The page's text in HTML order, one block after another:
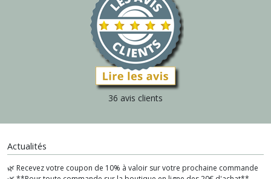
36 avis clients
Actualités
🌿 Recevez votre coupon de 10% à valoir sur votre prochaine commande